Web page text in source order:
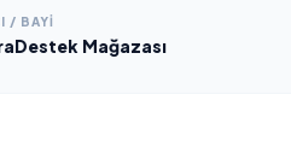
/ BAYI
Mağazası